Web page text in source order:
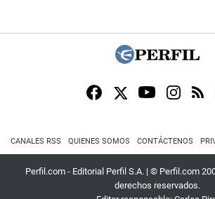
CANALES RSS QUIENES SOMOS CONTÁCTENOS
Perfil.com - Editorial Perfil S.A. | © Perfil.com
derechos reservados.